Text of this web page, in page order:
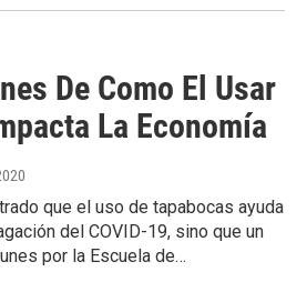
De Como El Usar
La Economía
que el uso de tapabocas ayuda
del COVID-19, sino que un
por la Escuela de…